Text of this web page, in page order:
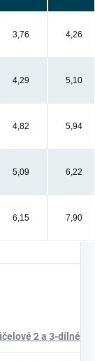
3,76 4,26
4,29 5,10
4,82 5,94
5,09 6,22
6,15 7,90
2 a 3-dílné